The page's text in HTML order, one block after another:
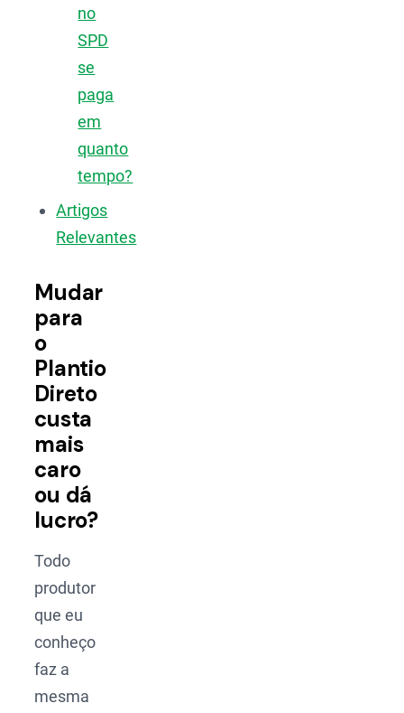
no
SPD
se
paga
em
quanto
tempo?
Artigos
Relevantes
Mudar
para
o
Plantio
Direto
custa
mais
caro
ou dá
lucro?
Todo
produtor
que eu
conheço
faz a
mesma